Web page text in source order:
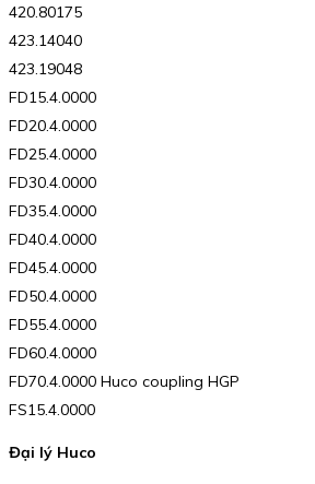
420.80175
423.14040
423.19048
FD15.4.0000
FD20.4.0000
FD25.4.0000
FD30.4.0000
FD35.4.0000
FD40.4.0000
FD45.4.0000
FD50.4.0000
FD55.4.0000
FD60.4.0000
FD70.4.0000 Huco coupling HGP
FS15.4.0000
Đại lý Huco